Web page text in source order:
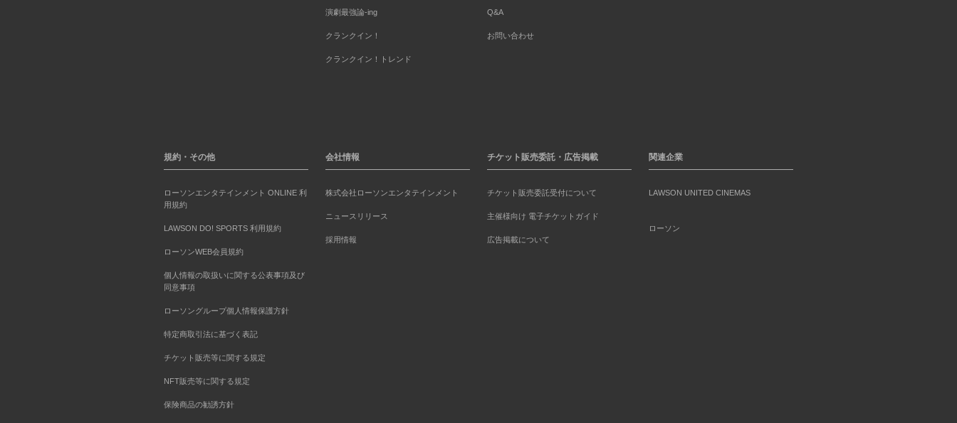
演劇最強論-ing
クランクイン！
クランクイン！トレンド
Q&A
お問い合わせ
規約・その他
ローソンエンタテインメント ONLINE 利
用規約
LAWSON DO! SPORTS 利用規約
ローソンWEB会員規約
個人情報の取扱いに関する公表事項及び
同意事項
ローソングループ個人情報保護方針
特定商取引法に基づく表記
チケット販売等に関する規定
NFT販売等に関する規定
保険商品の勧誘方針
会社情報
株式会社ローソンエンタテインメント
ニュースリリース
採用情報
チケット販売委託・広告掲載
チケット販売委託受付について
主催様向け 電子チケットガイド
広告掲載について
関連企業
LAWSON UNITED CINEMAS
ローソン